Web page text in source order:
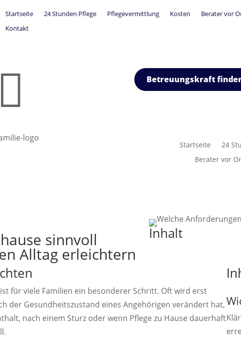
Startseite 24 Stunden Pflege Pflegevermittlung Kosten Berater vor
Kontakt
 Betreuungskraft
Startseite 24
Berater vor
sinnvoll
Alltag erleichtern
Inhalt
für viele Familien ein besonderer Schritt. Oft wird erst
der Gesundheitszustand eines Angehörigen verändert hat,
nach einem Sturz oder wenn Pflege zu Hause dauerhaft